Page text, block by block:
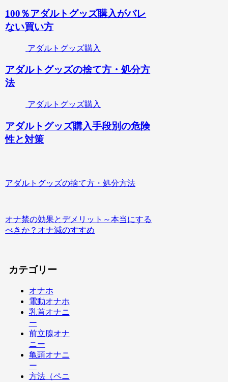
100％アダルトグッズ購入がバレ
ない買い方
アダルトグッズ購入
アダルトグッズの捨て方・処分方
法
アダルトグッズ購入
アダルトグッズ購入手段別の危険
性と対策
アダルトグッズの捨て方・処分方法
オナ禁の効果とデメリット～本当にする
べきか？オナ減のすすめ
カテゴリー
オナホ
電動オナホ
乳首オナニ
ー
前立腺オナ
ニー
亀頭オナニ
ー
方法（ペニ